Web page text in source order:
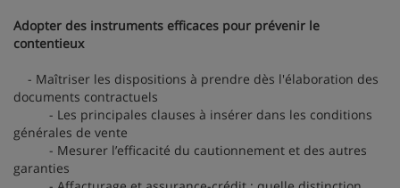
Adopter des instruments efficaces pour prévenir le
contentieux
- Maîtriser les dispositions à prendre dès l'élaboration des
documents contractuels
- Les principales clauses à insérer dans les conditions
générales de vente
- Mesurer l’efficacité du cautionnement et des autres
garanties